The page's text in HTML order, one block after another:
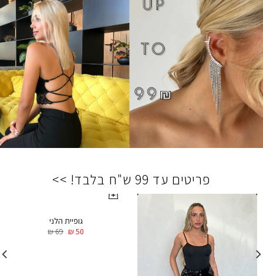
פריטים עד 99 ש"ח בלבד! >>
גופיית הלני
₪69 ₪50